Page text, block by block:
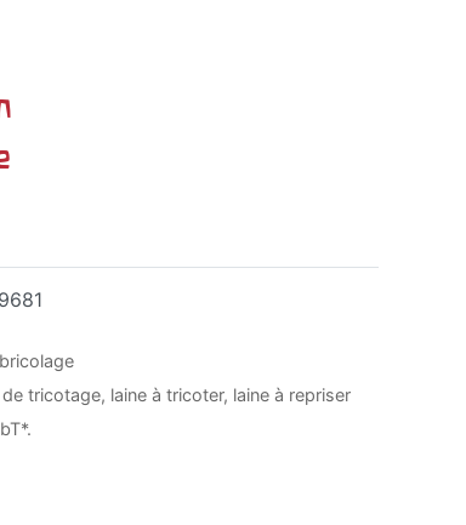
tricotage, laine à tricoter, laine à repriser